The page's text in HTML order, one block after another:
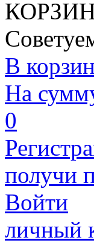
В
На
0
получи
Войти
личный